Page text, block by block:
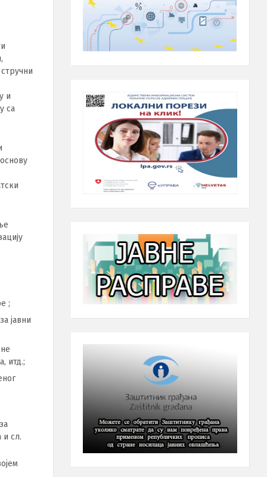
и
ca
;
јaвни
итд.;
и сл.